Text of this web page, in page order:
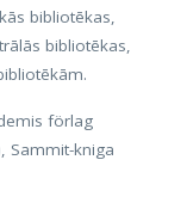
bibliotēkas,
bibliotēkas,
förlag
Sammit-kniga